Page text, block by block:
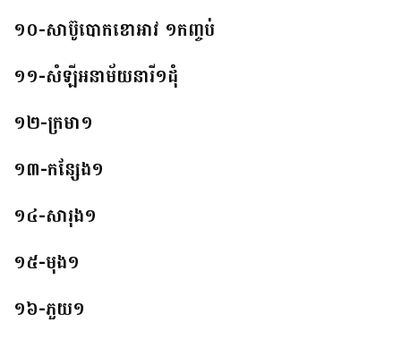
១០-សាប៊ូបោកខោអាវ ១កញ្ចប់
១១-សំឡីអនាម័យនារី១ដុំ
១២-ក្រមា១
១៣-កន្សែង១
១៤-សារុង១
១៥-មុង១
១៦-ភួយ១